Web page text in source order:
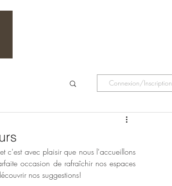
Connexion/Inscription
c'est avec plaisir que nous l'accueillons
occasion de rafraîchir nos espaces
nos suggestions!